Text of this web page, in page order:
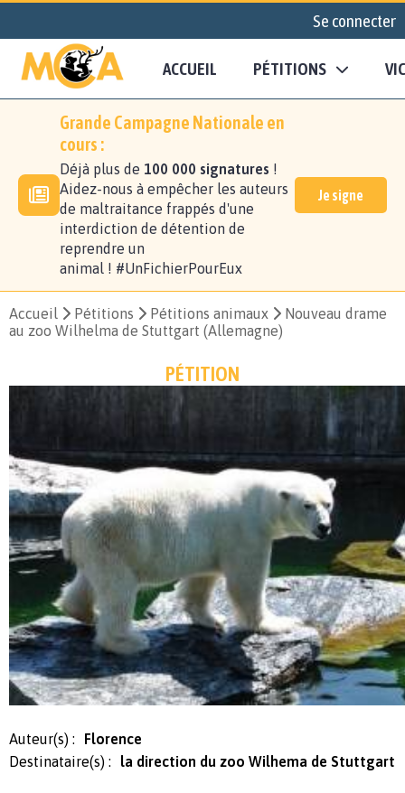
Se connecter
ACCUEIL PÉTITIONS
Grande Campagne Nationale en
cours :
Déjà plus de 100 000 signatures !
Aidez-nous à empêcher les auteurs
de maltraitance frappés d'une
interdiction de détention de
reprendre un
animal ! #UnFichierPourEux
Je signe
Accueil Pétitions Pétitions animaux
Nouveau drame
au zoo Wilhelma de Stuttgart (Allemagne)
PÉTITION
Auteur(s) :
Florence
Destinataire(s) :
la direction du zoo Wilhema de Stuttgart